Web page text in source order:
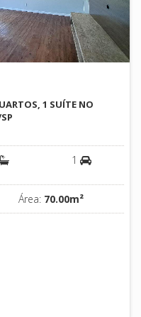
1 SUÍTE NO
1
Área: 70.00m²